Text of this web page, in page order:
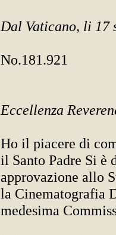
Dal Vaticano, li 17
No.181.921
Eccellenza
Ho il piacere di
il Santo Padre Si è
approvazione allo
la Cinematografia
medesima